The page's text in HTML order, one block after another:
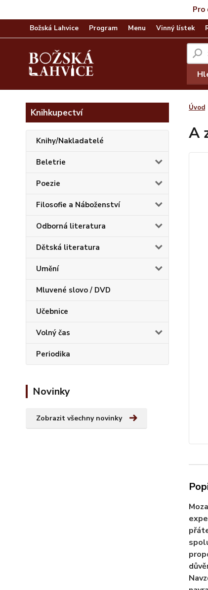
Pro
Božská Lahvice Program Menu Vinný lístek
Knihkupectví
Knihy/Nakladatelé
Beletrie
Poezie
Filosofie a Náboženství
Odborná literatura
Dětská literatura
Umění
Mluvené slovo / DVD
Učebnice
Volný čas
Periodika
Novinky
Zobrazit všechny novinky
Úvod
A